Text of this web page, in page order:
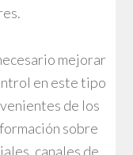
mejorar
en este tipo
de los
sobre
canales de